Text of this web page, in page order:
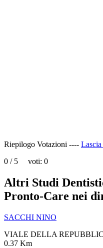
Riepilogo Votazioni ---- Lascia
0 / 5 voti: 0
Altri Studi
Pronto-Care nei
SACCHI NINO
VIALE DELLA
0.37 Km